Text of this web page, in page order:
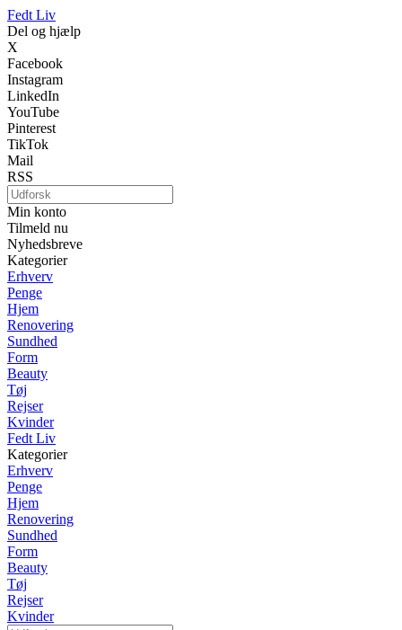
Fedt Liv
Del og hjælp
X
Facebook
Instagram
LinkedIn
YouTube
Pinterest
TikTok
Mail
RSS
Min konto
Tilmeld nu
Nyhedsbreve
Kategorier
Erhverv
Penge
Hjem
Renovering
Sundhed
Form
Beauty
Tøj
Rejser
Kvinder
Fedt Liv
Kategorier
Erhverv
Penge
Hjem
Renovering
Sundhed
Form
Beauty
Tøj
Rejser
Kvinder